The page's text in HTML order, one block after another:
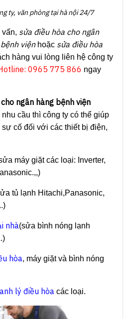
ty, văn phòng tại hà nội 24/7
sửa điều hòa cho ngân
việnhoặc sửa điều hòa
hàng vui lòng liên hệ công ty
0965 775 866 ngay
ngân hàng bệnh viện
cầu thì công ty có thể giúp
sự cố đối với các thiết bị điện,
máy giặt các loại: Inverter,
tủ lạnh Hitachi,Panasonic,
nhà(sửa bình nóng lạnh
hòa, máy giặt và bình nóng
lý điều hòa các loại.